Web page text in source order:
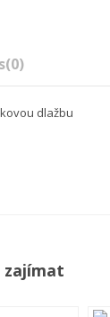
(0)
dlažbu
zajímat